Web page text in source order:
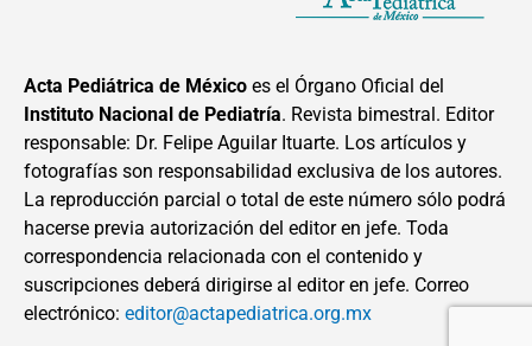
Acta Pediátrica de México es el Órgano Oficial del
Instituto Nacional de Pediatría. Revista bimestral. Editor
responsable: Dr. Felipe Aguilar Ituarte. Los artículos y
fotografías son responsabilidad exclusiva de los autores.
La reproducción parcial o total de este número sólo podrá
hacerse previa autorización del editor en jefe. Toda
correspondencia relacionada con el contenido y
suscripciones deberá dirigirse al editor en jefe. Correo
electrónico: editor@actapediatrica.org.mx